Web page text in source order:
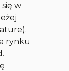
w
rynku